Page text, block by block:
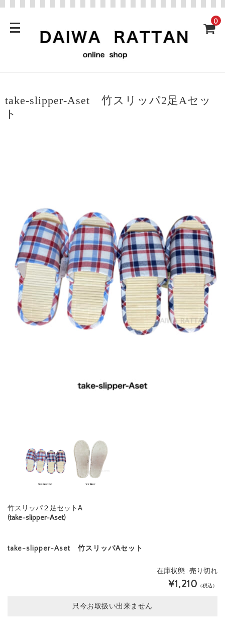
0
take-slipper-Aset 竹スリッパ2足Aセッ
ト
竹スリッパ２足セットA
(take-slipper-Aset)
take-slipper-Aset 竹スリッパAセット
在庫状態 : 売り切れ
¥1,210 （税込）
只今お取扱い出来ません